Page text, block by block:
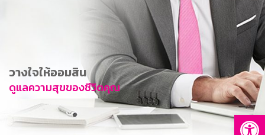
การพัฒนาที่ยั่งยืน
ข่าวสาร
บริการทางการเงิน
อื่นๆ
วางใจให้ออมสิน
ดูแลความสุขของชีวิตคุณ